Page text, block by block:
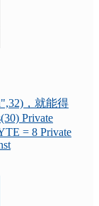
，就能得
Private
= 8 Private